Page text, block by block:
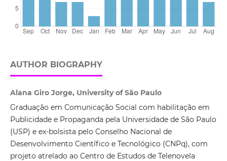
AUTHOR BIOGRAPHY
Alana Giro Jorge, University of São Paulo
Graduação em Comunicação Social com habilitação em
Publicidade e Propaganda pela Universidade de São Paulo
(USP) e ex-bolsista pelo Conselho Nacional de
Desenvolvimento Científico e Tecnológico (CNPq), com
projeto atrelado ao Centro de Estudos de Telenovela